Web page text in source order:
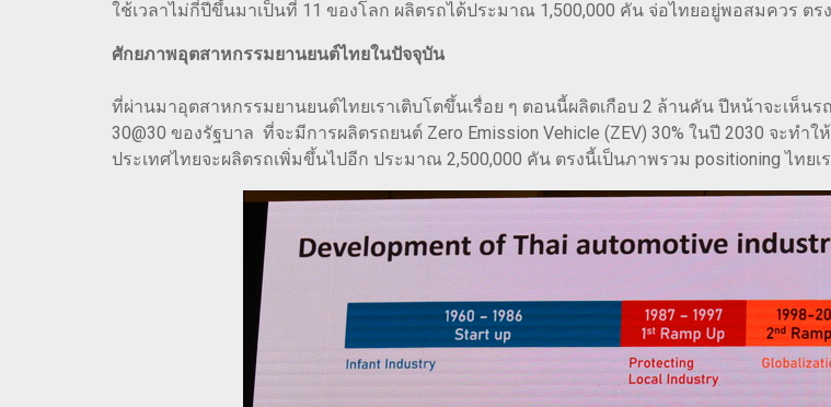
ใช้เวลาไม่กี่ปีขึ้นมาเป็นที่ 11 ของโลก ผลิตรถได้ประมาณ 1,500,000 คัน จ่อไทยอยู่พอสมควร ต
ศักยภาพอุตสาหกรรมยานยนต์ไทยในปัจจุบัน
ที่ผ่านมาอุตสาหกรรมยานยนต์ไทยเราเติบโตขึ้นเรื่อย ๆ ตอนนี้ผลิตเกือบ 2 ล้านคัน ปีหน้าจะเห็นร
30@30 ของรัฐบาล ที่จะมีการผลิตรถยนต์ Zero Emission Vehicle (ZEV) 30% ในปี 2030 จะท
ประเทศไทยจะผลิตรถเพิ่มขึ้นไปอีก ประมาณ 2,500,000 คัน ตรงนี้เป็นภาพรวม positioning ไทยเ